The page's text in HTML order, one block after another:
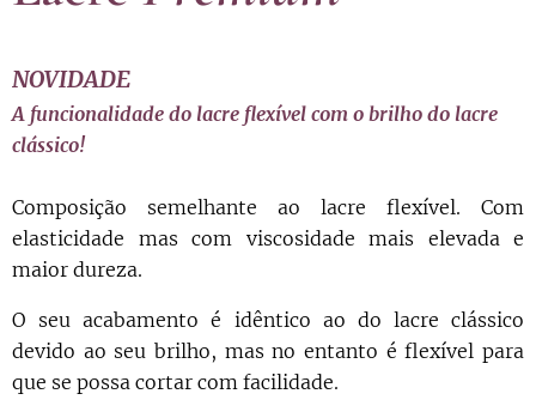
NOVIDADE
A funcionalidade do lacre flexível com o brilho do lacre
clássico!
Composição semelhante ao lacre flexível. Com
elasticidade mas com viscosidade mais elevada e
maior dureza.
O seu acabamento é idêntico ao do lacre clássico
devido ao seu brilho, mas no entanto é flexível para
que se possa cortar com facilidade.